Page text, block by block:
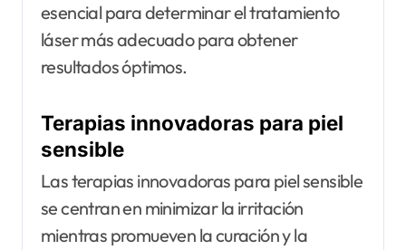
esencial para determinar el tratamiento
láser más adecuado para obtener
resultados óptimos.
Terapias innovadoras para piel
sensible
Las terapias innovadoras para piel sensible
se centran en minimizar la irritación
mientras promueven la curación y la